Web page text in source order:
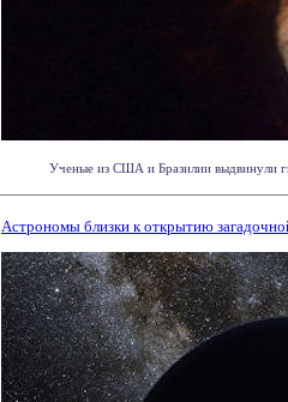
Ученые из США и Бразилии выдвинули
Астрономы близки к открытию